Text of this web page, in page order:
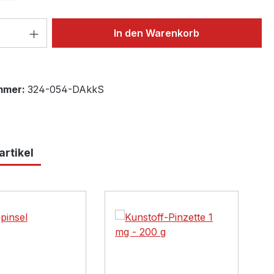
Anzahl: Gib den gewünschten Wert
In den Warenkorb
324-054-DAkkS